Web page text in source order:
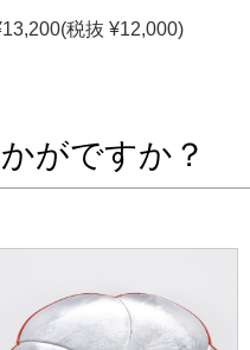
(税抜 ¥12,000)
がですか？